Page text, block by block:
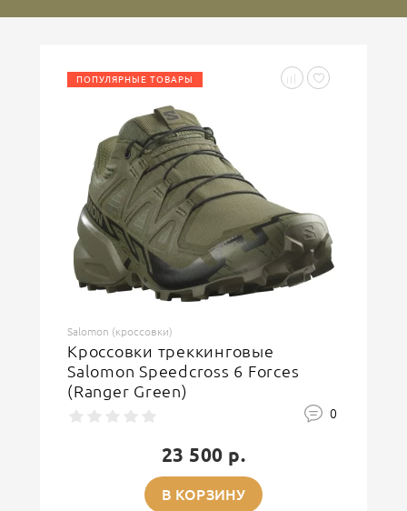
ОСТАВИТЬ ОТЗЫВ
ПОПУЛЯРНЫЕ ТОВАРЫ
Salomon (кроссовки)
Кроссовки треккинговые
Salomon Speedcross 6 Forces
(Ranger Green)
0
23 500 р.
В КОРЗИНУ